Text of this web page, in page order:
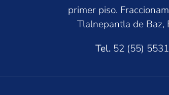
primer piso.
Tlalnepantla de Baz,
Tel. 52 (55)